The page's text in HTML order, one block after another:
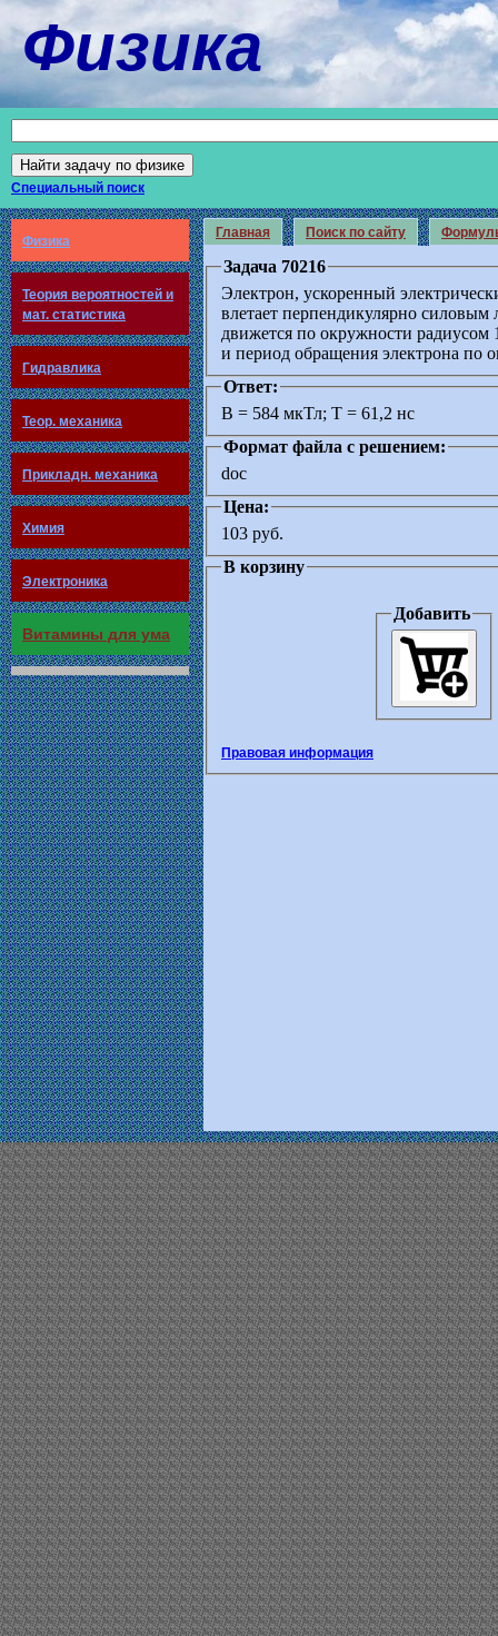
Физика
Специальный поиск
Физика
Теория вероятностей и
мат. статистика
Гидравлика
Теор. механика
Прикладн. механика
Химия
Электроника
Витамины для ума
Главная Поиск по сайту
Задача 70216
Электрон, ускоренный
влетает перпендикулярно
движется по окружности
и период обращения электрона по
Ответ:
В = 584 мкТл; Т = 61,2 нс
Формат файла с решением:
doc
Цена:
103 руб.
В корзину
Добавить
Правовая информация